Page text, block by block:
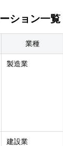
ション一覧
業種
製造業
建設業